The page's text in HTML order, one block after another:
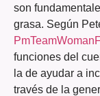
son
grasa. Según
funciones del
la de ayudar a
través de la